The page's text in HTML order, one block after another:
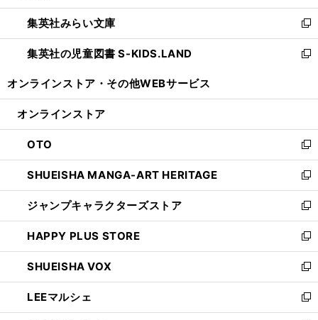
開
く
ウ
で
開
く
ン
ド
ウ
で
ウ
ィ
ン
ド
開
集英社みらい文庫
新
し
い
ン
ウ
で
開
く
集英社の児童図書 S-KIDS.LAND
新
ウ
ン
ド
ウ
で
開
く
オンラインストア・ その他WEBサービス
オンラインストア
OTO
新
し
い
ウ
ィ
ン
ド
ウ
で
開
く
SHUEISHA MANGA-ART HERITAGE
新
し
い
ウ
ィ
ン
ド
ウ
で
開
ジャンプキャラクターズストア
新
し
い
ウ
ィ
ン
ド
ウ
HAPPY PLUS STORE
新
し
い
ウ
ィ
ン
SHUEISHA VOX
新
し
い
ウ
LEEマルシェ
新
し